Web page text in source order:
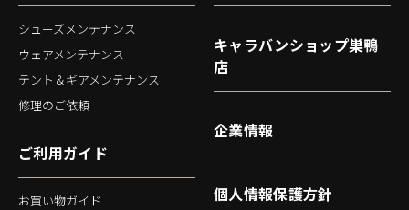
シューズメンテナンス
ウェアメンテナンス
テント＆ギアメンテナンス
修理のご依頼
ご利用ガイド
お買い物ガイド
キャラバンショップ巣鴨
店
企業情報
個人情報保護方針